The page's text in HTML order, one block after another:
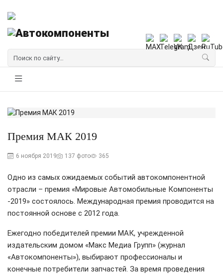
Премия МАК 2019
6 ноября 2019 137 фото 365
Одно из самых ожидаемых событий автокомпонентной
отрасли – премия «Мировые Автомобильные Компоненты
-2019» состоялось. Международная премия проводится на
постоянной основе с 2012 года.
Ежегодно победителей премии МАК, учрежденной
издательским домом «Макс Медиа Групп» (журнал
«Автокомпоненты»), выбирают профессионалы и
конечные потребители запчастей. За время проведения